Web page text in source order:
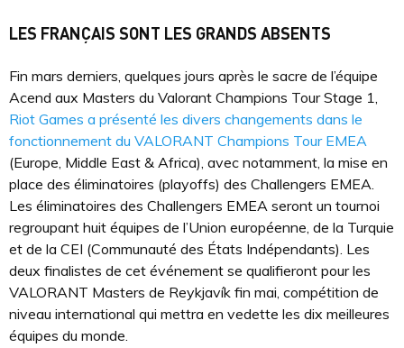
LES FRANÇAIS SONT LES GRANDS ABSENTS
Fin mars derniers, quelques jours après le sacre de l’équipe
Acend aux Masters du Valorant Champions Tour Stage 1,
Riot Games a présenté les divers changements dans le
fonctionnement du VALORANT Champions Tour EMEA
(Europe, Middle East & Africa), avec notamment, la mise en
place des éliminatoires (playoffs) des Challengers EMEA.
Les éliminatoires des Challengers EMEA seront un tournoi
regroupant huit équipes de l’Union européenne, de la Turquie
et de la CEI (Communauté des États Indépendants). Les
deux finalistes de cet événement se qualifieront pour les
VALORANT Masters de Reykjavík fin mai, compétition de
niveau international qui mettra en vedette les dix meilleures
équipes du monde.